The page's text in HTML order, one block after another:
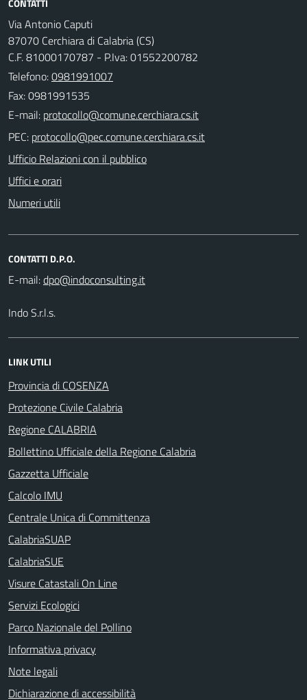
CONTATTI
Via Antonio Caputi
87070 Cerchiara di Calabria (CS)
C.F. 81000170787 - P.Iva: 01552200782
Telefono:0981991007
Fax: 0981991535
E-mail:
PEC:
Ufficio Relazioni con il pubblico
Uffici e orari
Numeri utili
CONTATTI D.P.O.
E-mail:
Indo S.r.l.s.
LINK UTILI
Provincia di COSENZA
Protezione Civile Calabria
Regione CALABRIA
Bollettino Ufficiale della Regione Calabria
Gazzetta Ufficiale
Calcolo IMU
Centrale Unica di Committenza
CalabriaSUAP
CalabriaSUE
Visure Catastali On Line
Servizi Ecologici
Parco Nazionale del Pollino
Informativa privacy
Note legali
Dichiarazione di accessibilità